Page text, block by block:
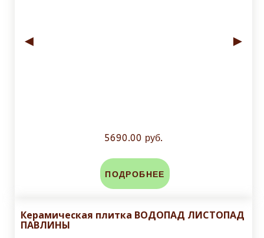
◄ ►
5690.00 руб.
ПОДРОБНЕЕ
Керамическая плитка ВОДОПАД ЛИСТОПАД
ПАВЛИНЫ